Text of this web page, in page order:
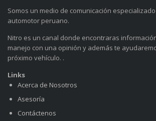
Somos un medio de comunicación
automotor peruano.
Nitro es un canal donde encontraras
manejo con una opinión y además te
próximo vehículo. .
Links
Acerca de Nosotros
Asesoría
Contáctenos